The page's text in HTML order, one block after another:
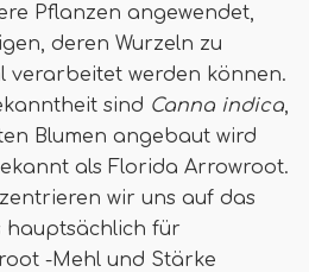
Pflanzen angewendet,
deren Wurzeln zu
verarbeitet werden können.
sind Canna indica,
Blumen angebaut wird
als Florida Arrowroot.
wir uns auf das
hauptsächlich für
-Mehl und Stärke